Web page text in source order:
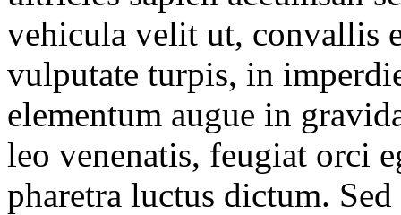
vehicula velit ut, convallis
vulputate turpis, in
elementum augue in
leo venenatis, feugiat orci
pharetra luctus dictum.